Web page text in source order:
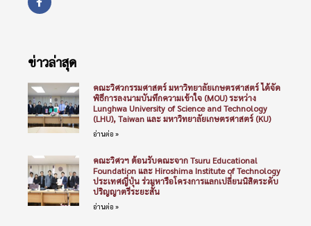
ข่าวล่าสุด
คณะวิศวกรรมศาสตร์ มหาวิทยาลัยเกษตรศาสตร์ ได้จัด
พิธีการลงนามบันทึกความเข้าใจ (MOU) ระหว่าง
Lunghwa University of Science and Technology
(LHU), Taiwan และ มหาวิทยาลัยเกษตรศาสตร์ (KU)
อ่านต่อ »
คณะวิศวฯ ต้อนรับคณะจาก Tsuru Educational
Foundation และ Hiroshima Institute of Technology
ประเทศญี่ปุ่น ร่วมหารือโครงการแลกเปลี่ยนนิสิตระดับ
ปริญญาตรีระยะสั้น
อ่านต่อ »